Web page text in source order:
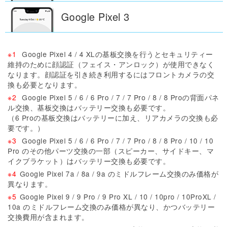
Google Pixel3
※1
Google Pixel 4 / 4 XLの基板交換を行うとセキュリティー
維持のために顔認証（フェイス・アンロック）が使用できなく
なります。 顔認証を引き続き利用するにはフロントカメラの交
換も必要となります。
※2 Google Pixel 5 / 6 / 6 Pro / 7 / 7 Pro / 8 / 8 Proの背面パネ
ル交換、基板交換はバッテリー交換も必要です。
（6 Proの基板交換はバッテリーに加え、リアカメラの交換も必
要です。）
※3 Google Pixel 5 / 6 / 6 Pro / 7 / 7 Pro / 8 / 8 Pro / 10 / 10
Pro のその他パーツ交換の一部（スピーカー、サイドキー、マ
イクブラケット）はバッテリー交換も必要です。
※4 Google Pixel 7a / 8a / 9a のミドルフレーム交換のみ価格が
異なります。
※5 Google Pixel 9 / 9 Pro / 9 Pro XL / 10 / 10pro / 10ProXL /
10a のミドルフレーム交換のみ価格が異なり、かつバッテリー
交換費用が含まれます。